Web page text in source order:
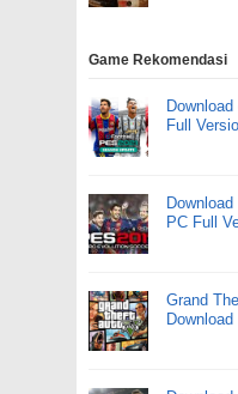
Game Rekomendasi
Full
PC Full
Grand
Download